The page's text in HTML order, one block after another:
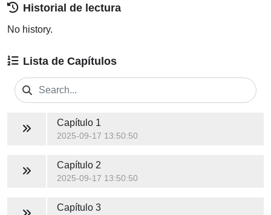
Historial de lectura
No history.
Lista de Capítulos
Capítulo 1
2025-09-17 13:50:50
Capítulo 2
2025-09-17 13:50:50
Capítulo 3